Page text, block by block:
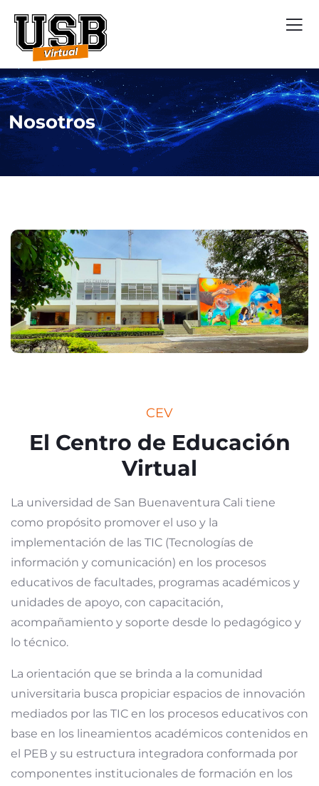
Nosotros
CEV
El Centro de Educación
Virtual
La universidad de San Buenaventura Cali tiene
como propósito promover el uso y la
implementación de las TIC (Tecnologías de
información y comunicación) en los procesos
educativos de facultades, programas académicos y
unidades de apoyo, con capacitación,
acompañamiento y soporte desde lo pedagógico y
lo técnico.
La orientación que se brinda a la comunidad
universitaria busca propiciar espacios de innovación
mediados por las TIC en los procesos educativos con
base en los lineamientos académicos contenidos en
el PEB y su estructura integradora conformada por
componentes institucionales de formación en los